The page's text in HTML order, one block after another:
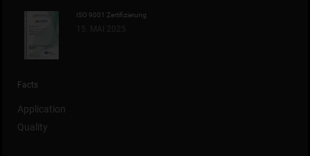
ISO 9001 Zertifizierung
Facts
Application
Quality